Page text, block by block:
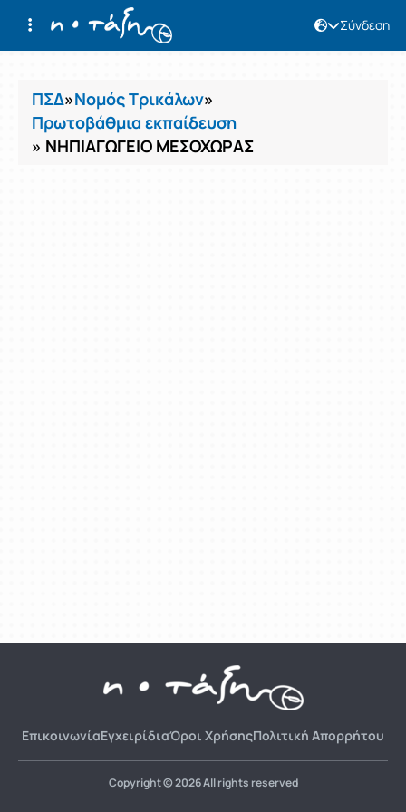
Σύνδεση
Μαθήματα
ΠΣΔ»Νομός Τρικάλων»
Πρωτοβάθμια εκπαίδευση
» ΝΗΠΙΑΓΩΓΕΙΟ ΜΕΣΟΧΩΡΑΣ
ΕπικοινωνίαΕγχειρίδιαΌροι ΧρήσηςΠολιτική Απορρήτου
Copyright © 2026 All rights reserved